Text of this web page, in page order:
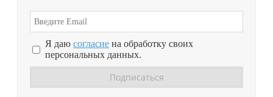
Я даю согласие на обработку своих
персональных данных.